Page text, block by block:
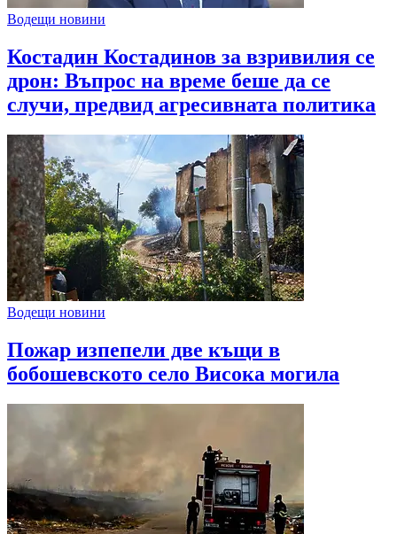
Водещи новини
Костадин Костадинов за взривилия се
дрон: Въпрос на време беше да се
случи, предвид агресивната политика
Водещи новини
Пожар изпепели две къщи в
бобошевското село Висока могила